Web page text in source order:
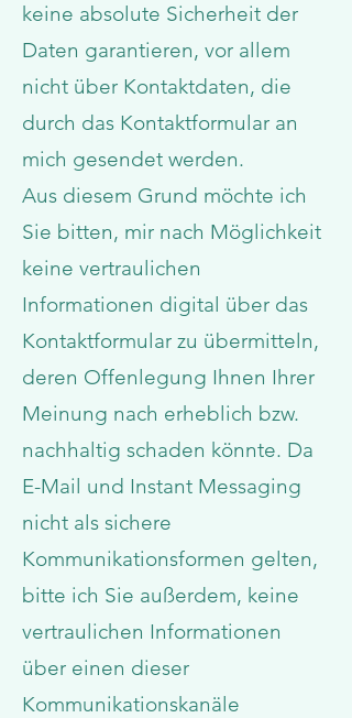
keine absolute Sicherheit der
Daten garantieren, vor allem
nicht über Kontaktdaten, die
durch das Kontaktformular an
mich gesendet werden.
Aus diesem Grund möchte ich
Sie bitten, mir nach Möglichkeit
keine vertraulichen
Informationen digital über das
Kontaktformular zu übermitteln,
deren Offenlegung Ihnen Ihrer
Meinung nach erheblich bzw.
nachhaltig schaden könnte. Da
E-Mail und Instant Messaging
nicht als sichere
Kommunikationsformen gelten,
bitte ich Sie außerdem, keine
vertraulichen Informationen
über einen dieser
Kommunikationskanäle